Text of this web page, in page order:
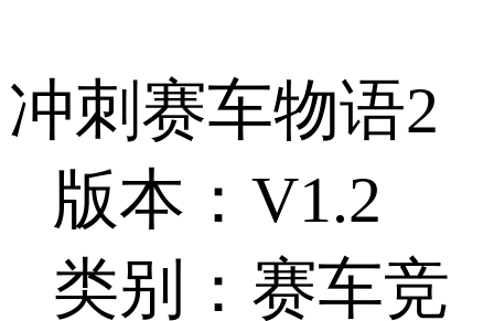
冲刺赛车物语2
版本：V1.2
类别：赛车竞